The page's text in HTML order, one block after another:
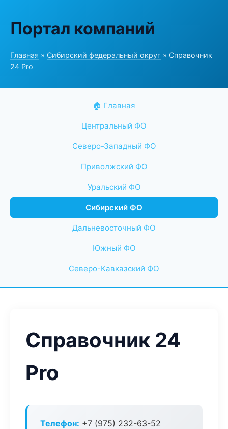
Портал компаний
Главная » Сибирский федеральный округ » Справочник
24 Pro
🏠 Главная
Центральный ФО
Северо-Западный ФО
Приволжский ФО
Уральский ФО
Сибирский ФО
Дальневосточный ФО
Южный ФО
Северо-Кавказский ФО
Справочник 24
Pro
Телефон: +7 (975) 232-63-52